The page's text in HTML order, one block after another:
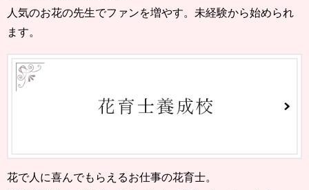
人気のお花の先生でファンを増やす。未経験から始められ
ます。
花で人に喜んでもらえるお仕事の花育士。